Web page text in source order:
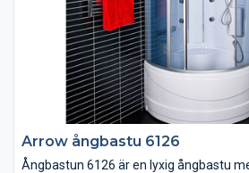
Arrow ångbastu 6126
Ångbastun 6126 är en lyxig ångbastu